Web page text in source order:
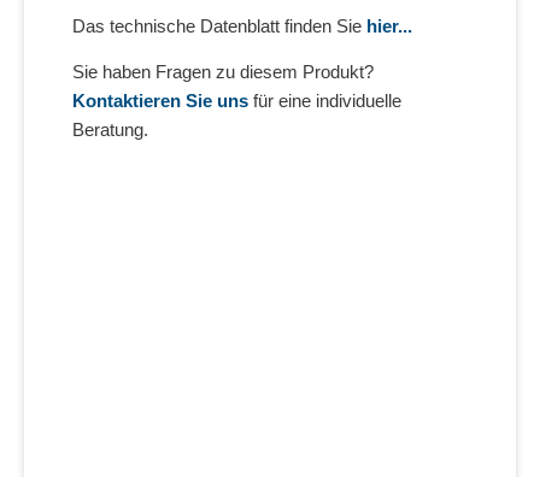
Das technische Datenblatt finden Sie hier...
Sie haben Fragen zu diesem Produkt?
Kontaktieren Sie uns für eine individuelle
Beratung.